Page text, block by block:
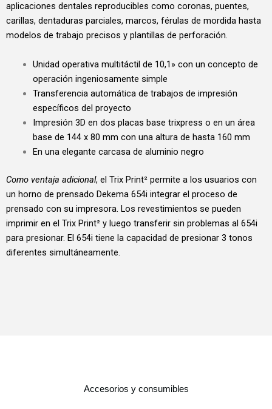
aplicaciones dentales reproducibles como coronas, puentes,
carillas, dentaduras parciales, marcos, férulas de mordida hasta
modelos de trabajo precisos y plantillas de perforación.
Unidad operativa multitáctil de 10,1» con un concepto de
operación ingeniosamente simple
Transferencia automática de trabajos de impresión
específicos del proyecto
Impresión 3D en dos placas base trixpress o en un área
base de 144 x 80 mm con una altura de hasta 160 mm
En una elegante carcasa de aluminio negro
Como ventaja adicional, el Trix Print² permite a los usuarios con
un horno de prensado Dekema 654i integrar el proceso de
prensado con su impresora. Los revestimientos se pueden
imprimir en el Trix Print² y luego transferir sin problemas al 654i
para presionar. El 654i tiene la capacidad de presionar 3 tonos
diferentes simultáneamente.
Accesorios y consumibles​